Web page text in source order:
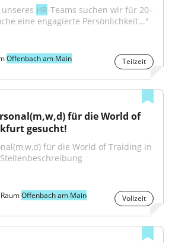
HR-Teams suchen wir für 20–
eine engagierte Persönlichkeit..."
Offenbach am Main Teilzeit
für die World of
gesucht!
für die World of Traiding in
Offenbach am Main Vollzeit